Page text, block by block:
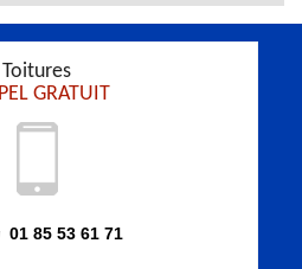
Toitures
GRATUIT
01 85 53 61 71